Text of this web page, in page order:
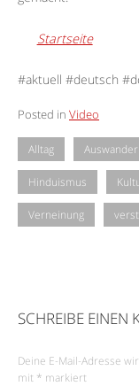
Startseite
#aktuell #deutsch
Posted in Video
Alltag
Hinduismus
Verneinung
SCHREIBE EINEN
Deine E-Mail-Adresse
mit * markiert